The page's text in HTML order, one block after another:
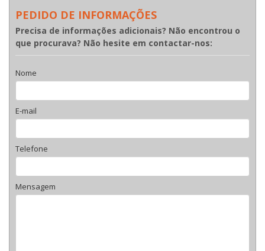
PEDIDO DE INFORMAÇÕES
Precisa de informações adicionais? Não encontrou o
que procurava? Não hesite em contactar-nos:
Nome
E-mail
Telefone
Mensagem